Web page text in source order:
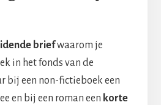
briefwaarom je
in het fonds van de
bij een non-fictieboek een
en bij een roman een korte